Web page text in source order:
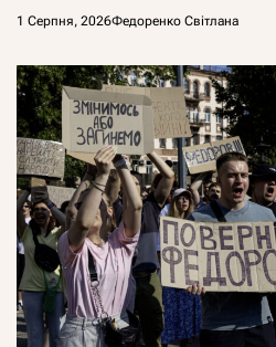
1 Серпня, 2026Федоренко Світлана